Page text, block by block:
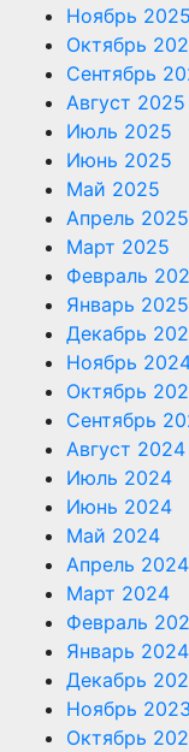
Ноябрь 2025
Октябрь
Сентябрь
Август 2025
Июль 2025
Июнь 2025
Май 2025
Апрель 2025
Март 2025
Февраль
Январь 2025
Декабрь
Ноябрь
Октябрь
Сентябрь
Август 2024
Июль 2024
Июнь 2024
Май 2024
Апрель 2024
Март 2024
Февраль
Январь 2024
Декабрь
Ноябрь 2023
Октябрь